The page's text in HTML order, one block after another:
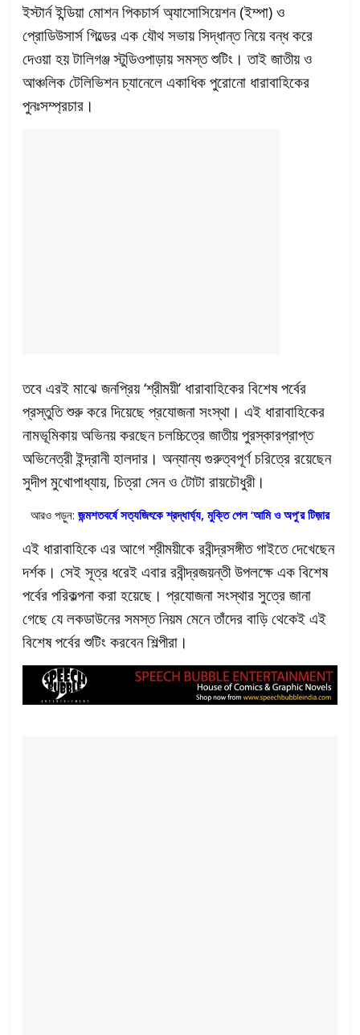
ইস্টার্ন ইন্ডিয়া মোশন পিকচার্স অ্যাসোসিয়েশন (ইম্পা) ও
প্রোডিউসার্স গিল্ডের এক যৌথ সভায় সিদ্ধান্ত নিয়ে বন্ধ করে
দেওয়া হয় টালিগঞ্জ স্টুডিওপাড়ায় সমস্ত শুটিং। তাই জাতীয় ও
আঞ্চলিক টেলিভিশন চ্যানেলে একাধিক পুরোনো ধারাবাহিকের
পুনঃসম্প্রচার।
তবে এরই মাঝে জনপ্রিয় ‘শ্রীময়ী’ ধারাবাহিকের বিশেষ পর্বের
প্রস্তুতি শুরু করে দিয়েছে প্রযোজনা সংস্থা। এই ধারাবাহিকের
নামভূমিকায় অভিনয় করছেন চলচ্চিত্রে জাতীয় পুরস্কারপ্রাপ্ত
অভিনেত্রী ইন্দ্রানী হালদার। অন্যান্য গুরুত্বপূর্ণ চরিত্রে রয়েছেন
সুদীপ মুখোপাধ্যায়, চিত্রা সেন ও টোটা রায়চৌধুরী।
আরও পড়ুন: জন্মশতবর্ষে সত্যজিৎকে শ্রদ্ধার্ঘ্য, মুক্তি পেল ‘আমি ও অপু’র টিজ়ার
এই ধারাবাহিকে এর আগে শ্রীময়ীকে রবীন্দ্রসঙ্গীত গাইতে দেখেছেন
দর্শক। সেই সূত্র ধরেই এবার রবীন্দ্রজয়ন্তী উপলক্ষে এক বিশেষ
পর্বের পরিকল্পনা করা হয়েছে। প্রযোজনা সংস্থার সুত্রে জানা
গেছে যে লকডাউনের সমস্ত নিয়ম মেনে তাঁদের বাড়ি থেকেই এই
বিশেষ পর্বের শুটিং করবেন শিল্পীরা।